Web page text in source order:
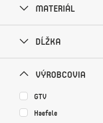
MATERIÁL
DĹŽKA
VÝROBCOVIA
GTV
Haefele